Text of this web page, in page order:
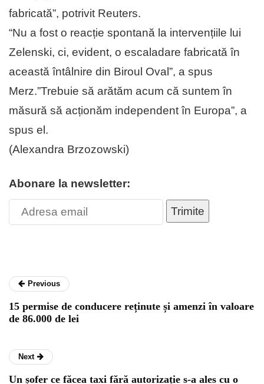
fabricată”, potrivit Reuters.
“Nu a fost o reacție spontană la intervențiile lui
Zelenski, ci, evident, o escaladare fabricată în
această întâlnire din Biroul Oval”, a spus
Merz.”Trebuie să arătăm acum că suntem în
măsură să acționăm independent în Europa”, a
spus el.
(Alexandra Brzozowski)
Abonare la newsletter:
Trimite
Previous
15 permise de conducere reținute și amenzi în valoare
de 86.000 de lei
Next
Un șofer ce făcea taxi fără autorizație s-a ales cu o